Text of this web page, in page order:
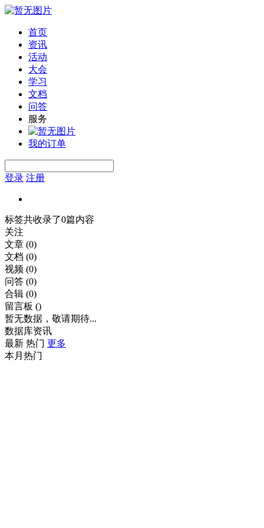
首页
资讯
活动
大会
学习
文档
问答
服务
我的订单
登录 注册
标签共收录了0篇内容
关注
文章 (0)
文档 (0)
视频 (0)
问答 (0)
合辑 (0)
留言板 ()
暂无数据，敬请期待...
数据库资讯
最新 热门 更多
本月热门